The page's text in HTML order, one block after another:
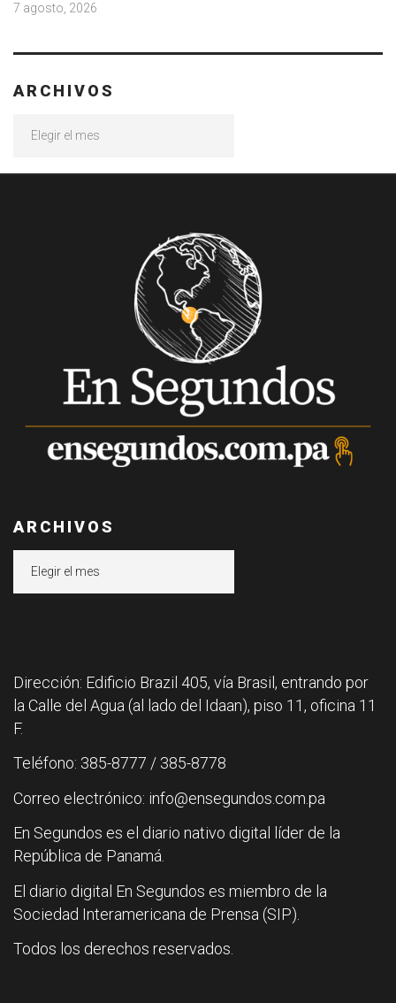
7 agosto, 2026
ARCHIVOS
ARCHIVOS
Dirección: Edificio Brazil 405, vía Brasil, entrando por
la Calle del Agua (al lado del Idaan), piso 11, oficina 11
F.
Teléfono: 385-8777 / 385-8778
Correo electrónico: info@ensegundos.com.pa
En Segundos es el diario nativo digital líder de la
República de Panamá.
El diario digital En Segundos es miembro de la
Sociedad Interamericana de Prensa (SIP).
Todos los derechos reservados.